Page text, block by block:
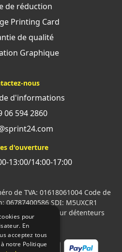
de réduction
Printing Card
de qualité
Graphique
nous
d'informations
06 594 2860
d'ouverture
13:00/14:00-17:00
de TVA: 01618061004 Code de
SDI: M5UXCR1
la propriété de leur détenteurs
pour
En
acceptez tous
notre Politique